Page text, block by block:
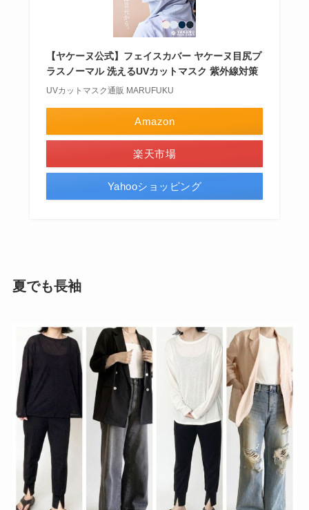
【ヤケーヌ公式】フェイスカバー ヤケーヌ目尻プ
ラスノーマル 洗えるUVカットマスク 紫外線対策
UVカットマスク通販 MARUFUKU
Amazon
楽天市場
Yahooショッピング
夏でも長袖